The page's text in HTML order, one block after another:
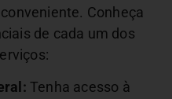
Conheça
de cada um dos
Tenha acesso à